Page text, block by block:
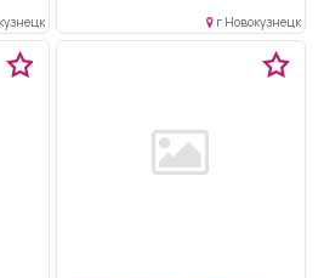
г Новокузнецк